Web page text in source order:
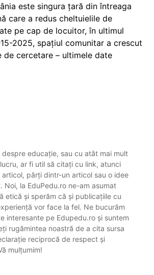
este singura țară din întreaga
care a redus cheltuielile de
pe cap de locuitor, în ultimul
2025, spațiul comunitar a crescut
de cercetare – ultimele date
despre educație, sau cu atât mai mult
ar fi util să citați cu link, atunci
părți dintr-un articol sau o idee
Noi, la EduPedu.ro ne-am asumat
etică și sperăm că și publicațiile cu
vor face la fel. Ne bucurăm
interesante pe Edupedu.ro și suntem
rugămintea noastră de a cita sursa
reciprocă de respect și
mulțumim!